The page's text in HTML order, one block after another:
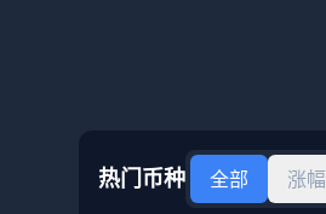
热门币种 全部 涨